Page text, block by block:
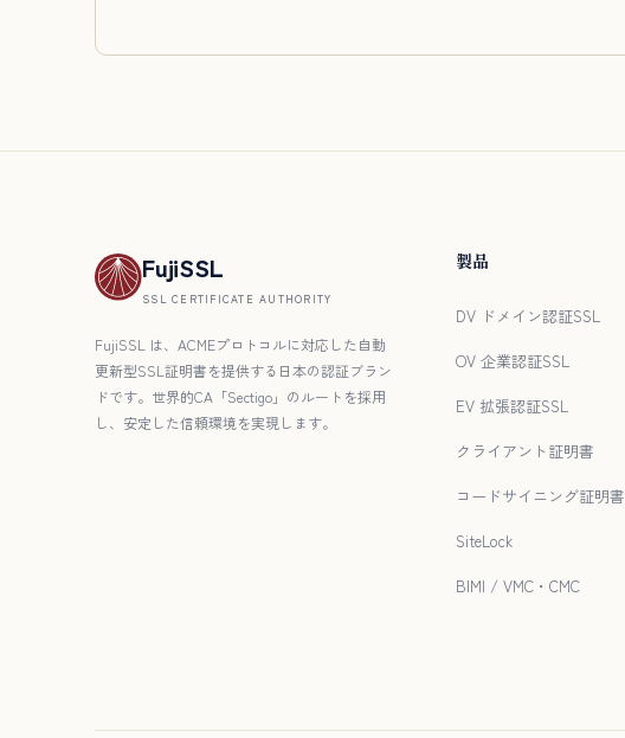
FujiSSL
SSL CERTIFICATE AUTHORITY
FujiSSL は、ACMEプロトコルに対応した自動
更新型SSL証明書を提供する日本の認証ブラン
ドです。世界的CA「Sectigo」のルートを採用
し、安定した信頼環境を実現します。
製品
DV ドメイン認証SSL
OV 企業認証SSL
EV 拡張認証SSL
クライアント証明書
コードサイニング証明書
SiteLock
BIMI / VMC・CMC